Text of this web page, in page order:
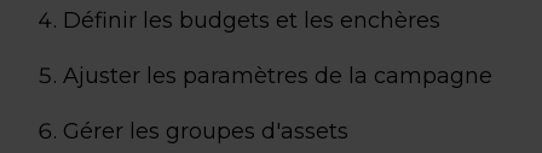
Définir les budgets et les enchères
Ajuster les paramètres de la campagne
Gérer les groupes d'assets